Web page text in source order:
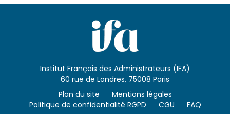
Institut Français des Administrateurs (IFA)
60 rue de Londres, 75008 Paris
Plan du site
Mentions légales
Politique de confidentialité RGPD
CGU FAQ